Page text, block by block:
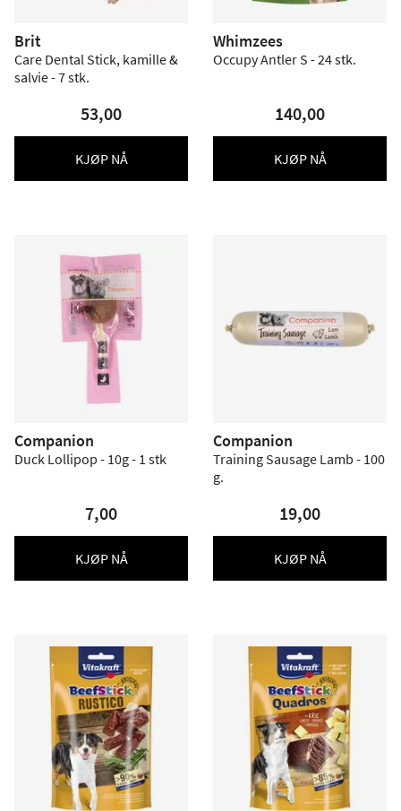
Brit
Care Dental Stick, kamille &
salvie - 7 stk.
53,00
KJØP NÅ
Whimzees
Occupy Antler S - 24 stk.
140,00
KJØP NÅ
Companion
Duck Lollipop - 10g - 1 stk
7,00
KJØP NÅ
Companion
Training Sausage Lamb - 100
g.
19,00
KJØP NÅ